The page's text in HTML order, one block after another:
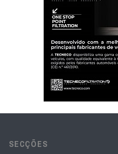
SECÇÕES